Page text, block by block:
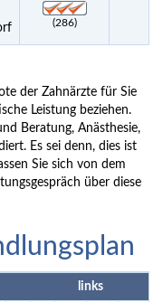
(286)
der Zahnärzte für Sie
Leistung beziehen.
Beratung, Anästhesie,
Es sei denn, dies ist
Sie sich von dem
über diese
links